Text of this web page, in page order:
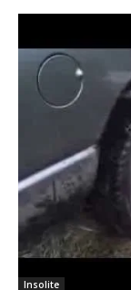
Insolite